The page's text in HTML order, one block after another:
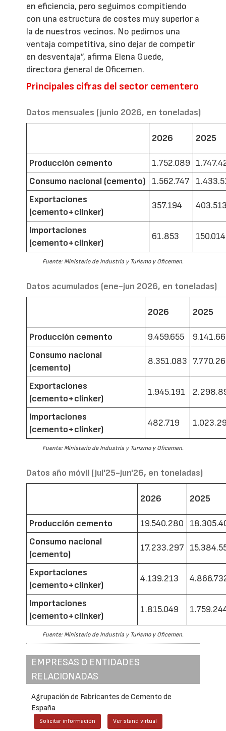
en eficiencia, pero seguimos compitiendo
con una estructura de costes muy superior a
la de nuestros vecinos. No pedimos una
ventaja competitiva, sino dejar de competir
en desventaja”, afirma Elena Guede,
directora general de Oficemen.
Principales cifras del sector cementero
Datos mensuales (junio 2026, en toneladas)
2026 2025
Producción cemento 1.752.089
Consumo nacional (cemento)
1.562.747
Exportaciones
(cemento+clínker)
357.194
Importaciones
(cemento+clínker)
61.853 150.014
Fuente: Ministerio de Industria y Turismo y Oficemen.
Datos acumulados (ene-jun 2026, en toneladas)
2026 2025
Producción cemento 9.459.655
Consumo nacional
(cemento)
8.351.083
Exportaciones
(cemento+clínker)
1.945.191
Importaciones
(cemento+clínker)
482.719
Fuente: Ministerio de Industria y Turismo y Oficemen.
Datos año móvil (jul'25-jun'26, en toneladas)
2026 2025
Producción cemento 19.540.280
Consumo nacional
(cemento)
17.233.297
Exportaciones
(cemento+clínker)
4.139.213
Importaciones
(cemento+clínker)
1.815.049
Fuente: Ministerio de Industria y Turismo y Oficemen.
EMPRESAS O ENTIDADES
RELACIONADAS
Agrupación de Fabricantes de Cemento de
España
Solicitar información Ver stand virtual